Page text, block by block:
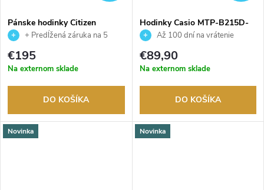
Pánske hodinky Citizen
AW0153-04AC
+ Predĺžená záruka na 5
tovaru. Autorizovaný predajca.
€195
Na externom sklade
DO KOŠÍKA
Hodinky Casio MTP-B215D-
1AVERAž 100 dní na vrátenie
€89,90
Na externom sklade
DO KOŠÍKA
Novinka Novinka